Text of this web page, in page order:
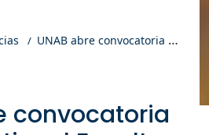
UNAB abre convocatoria de International Faculty para el segundo semestre
convocatoria